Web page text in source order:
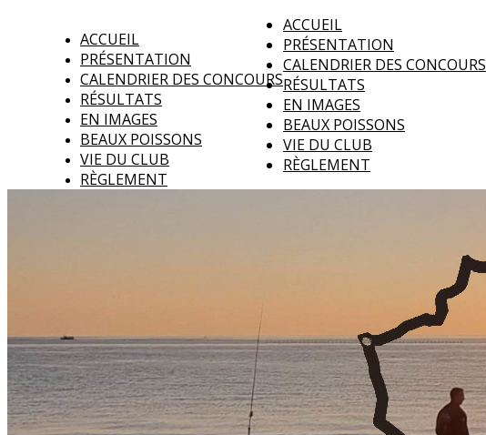
ACCUEIL
PRÉSENTATION
CALENDRIER DES CONCOURS
RÉSULTATS
EN IMAGES
BEAUX POISSONS
VIE DU CLUB
RÈGLEMENT
ACCUEIL
PRÉSENTATION
CALENDRIER DES CONCOURS
RÉSULTATS
EN IMAGES
BEAUX POISSONS
VIE DU CLUB
RÈGLEMENT